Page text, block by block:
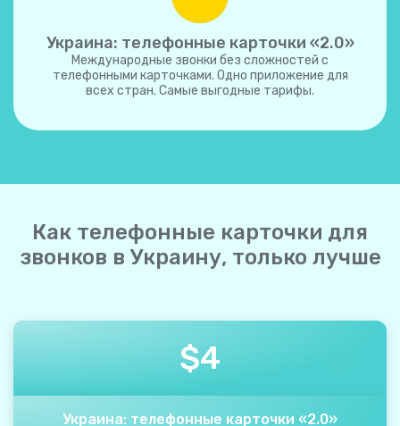
Украина: телефонные карточки «2.0»
Международные звонки без сложностей с
телефонными карточками. Одно приложение для
всех стран. Самые выгодные тарифы.
Как телефонные карточки для
звонков в Украину, только лучше
$4
Украина: телефонные карточки «2.0»